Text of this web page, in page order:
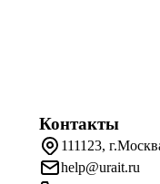
Контакты
111123,
help@urait.ru